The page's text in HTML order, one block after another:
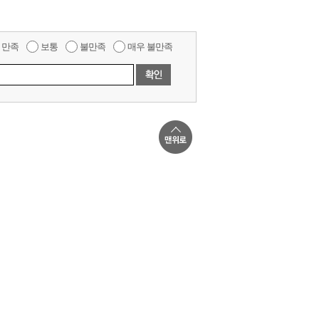
만족 보통 불만족 매우 불만족